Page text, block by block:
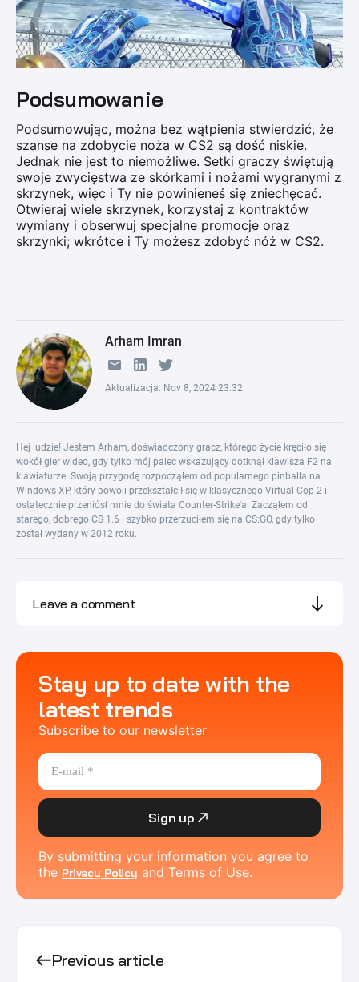
Podsumowanie
Podsumowując, można bez wątpienia stwierdzić, że
szanse na zdobycie noża w CS2 są dość niskie.
Jednak nie jest to niemożliwe. Setki graczy świętują
swoje zwycięstwa ze skórkami i nożami wygranymi z
skrzynek, więc i Ty nie powinieneś się zniechęcać.
Otwieraj wiele skrzynek, korzystaj z kontraktów
wymiany i obserwuj specjalne promocje oraz
skrzynki; wkrótce i Ty możesz zdobyć nóż w CS2.
Arham Imran
Aktualizacja: Nov 8, 2024 23:32
Hej ludzie! Jestem Arham, doświadczony gracz, którego życie kręciło się
wokół gier wideo, gdy tylko mój palec wskazujący dotknął klawisza F2 na
klawiaturze. Swoją przygodę rozpocząłem od popularnego pinballa na
Windows XP, który powoli przekształcił się w klasycznego Virtual Cop 2 i
ostatecznie przeniósł mnie do świata Counter-Strike'a. Zacząłem od
starego, dobrego CS 1.6 i szybko przerzuciłem się na CS:GO, gdy tylko
został wydany w 2012 roku.
Leave a comment
Stay up to date with the
latest trends
Subscribe to our newsletter
Sign up
By submitting your information you agree to
the Privacy Policy and Terms of Use.
Previous article